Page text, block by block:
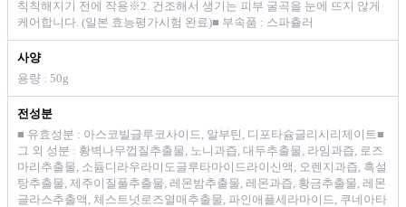
칙칙해지기 전에 작용※2. 건조해서 생기는 피부 굴곡을 눈에 뜨지 않게
케어합니다. (일본 효능평가시험 완료)■ 부속품 : 스파츌러
사양
용량 : 50g
전성분
■ 유효성분 : 아스코빌글루코사이드, 알부틴, 디포타슘글리시리제이트■
그 외 성분 : 황벽나무껍질추출물, 노니과즙, 대두추출물, 라임과즙, 로즈
마리추출물, 소듐디라우라미도글루타마이드라이신액, 오렌지과즙, 흑설
탕추출물, 제주이질풀추출물, 레몬밤추출물, 레몬과즙, 황금추출물, 레몬
글라스추출액, 체스트넛로즈열매추출물, 파인애플세라마이드, 쿠네아타